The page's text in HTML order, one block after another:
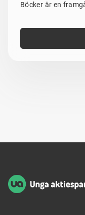
Böcker är en